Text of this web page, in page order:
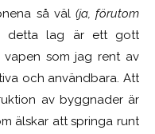
så väl (ja, förutom
detta lag är ett gott
som jag rent av
och användbara. Att
av byggnader är
älskar att springa runt